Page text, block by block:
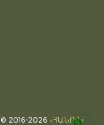
2016-2026 «ՀԱՆՈւՆ